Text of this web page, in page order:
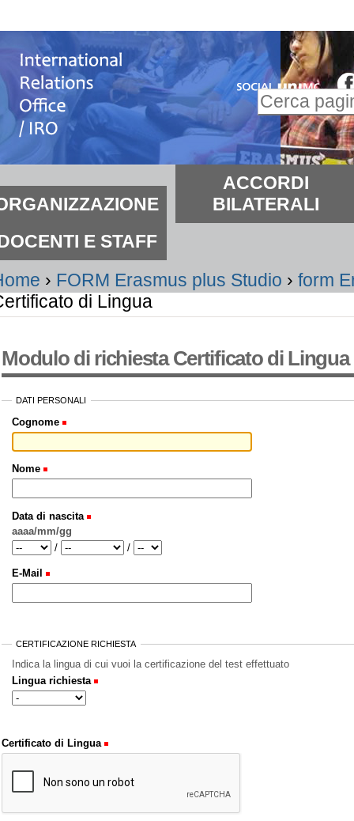
Inserire il
Ricerca
avanzata…
ACCORDI
BILATERALI
E STAFF
› FORM Erasmus plus Studio ›form
di Lingua
Modulo di richiesta Certificato di Lingua
DATI PERSONALI
Cognome
Nome
Data di nascita
aaaa/mm/gg
Year
/
Month /
Day
E-Mail
CERTIFICAZIONE RICHIESTA
Indica la lingua di cui vuoi la certificazione del test effettuato
Lingua richiesta
Certificato di Lingua